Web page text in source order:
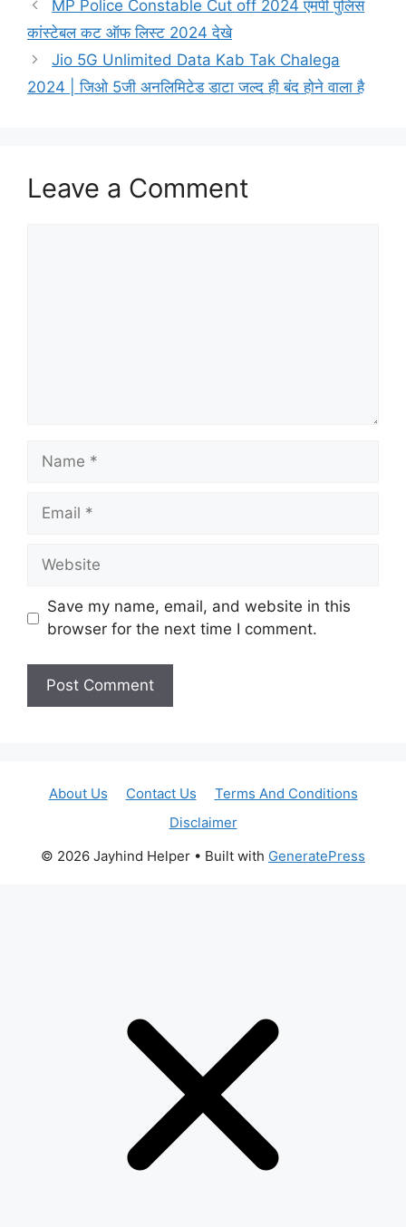
MP Police Constable Cut off 2024 एमपी पुलिस
कांस्टेबल कट ऑफ लिस्ट 2024 देखे
Jio 5G Unlimited Data Kab Tak Chalega
2024 | जिओ 5जी अनलिमिटेड डाटा जल्द ही बंद होने वाला है
Leave a Comment
Name
Email
Website
Save my name, email, and website in this
browser for the next time I comment.
About Us Contact Us
Terms And Conditions
Disclaimer
© 2026 Jayhind Helper • Built with GeneratePress